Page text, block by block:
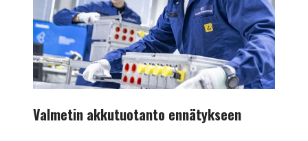
Valmetin akkutuotanto ennätykseen